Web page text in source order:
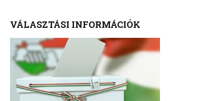
VÁLASZTÁSI INFORMÁCIÓK